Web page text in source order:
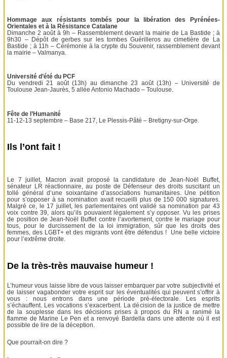
Hommage aux résistants tombés pour la libération des Pyrénées-
Orientales et à la Résistance Catalane
Dimanche 2 août à 9h – Rassemblement devant la mairie de La Bastide ; à
9h30 – Dépôt de gerbes sur les tombes Guérilleros au cimetière de La
Bastide ; à 11h – Cérémonie à la crypte du Souvenir, rassemblement devant
la mairie – Valmanya.
Université d’été du PCF
Du vendredi 21 août (13h) au dimanche 23 août (13h) – Université de
Toulouse Jean-Jaurès, 5 allée Antonio Machado – Toulouse.
Fête de l’Humanité
11-12-13 septembre – Base 217, Le Plessis-Pâté – Bretigny-sur-Orge.
Ils l’ont fait !
Le 7 juillet, Macron avait proposé la candidature de Jean-Noël Buffet,
sénateur LR réactionnaire, au poste de Défenseur des droits suscitant un
tollé général d’une soixantaine d’associations humanitaires. Une pétition
pour s’opposer à sa nomination avait recueilli plus de 150 000 signatures.
Malgré ce, le 17 juillet, les parlementaires ont validé sa nomination par 43
voix contre 39, alors qu’ils pouvaient légalement s’y opposer. Vu les prises
de position de Jean-Noël Buffet contre l’avortement, contre le mariage pour
tous, pour le durcissement de la loi immigration, sûr que les droits des
femmes, des LGBT+ et des migrants vont être défendus ! Une belle victoire
pour l’extrême droite.
De la très-très mauvaise humeur !
L’humeur vous laisse libre de vous laisser embarquer par votre subjectivité et
de laisser vagabonder votre esprit sur les éventualités qui peuvent s’offrir à
vous : nous entrons dans une période pré-électorale. Les esprits
s’échauffent. Les vocations s’exacerbent. La décision de la justice de mettre
de la souplesse dans les décisions prises à propos du RN a ranimé la
flamme de Marine Le Pen et a renvoyé Bardella dans une attente où il est
possible de lire de la déception.
Que pourrait-on dire ?